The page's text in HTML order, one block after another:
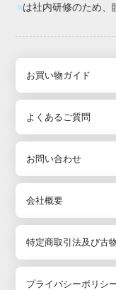
■は社内研修のため、
お買い物ガイド
よくあるご質問
お問い合わせ
会社概要
特定商取引法及び古
プライバシーポリシ